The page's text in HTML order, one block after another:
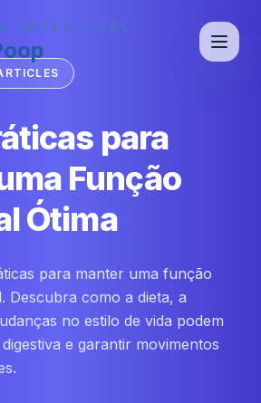
INTESTINAL
para
Função
Ótima
para manter uma função
Descubra como a dieta, a
no estilo de vida podem
e garantir movimentos